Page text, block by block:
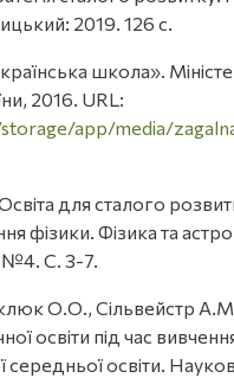
2019. 126 с.
школа».
2016. URL:
app/media/
для сталого
фізики. Фізика та
№4. С. 3-7.
О.О., Сільвейстр
освіти під час
середньої освіти.